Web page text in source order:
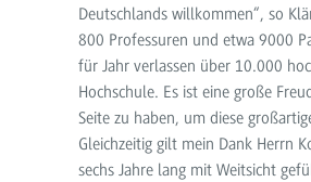
Deutschlands willkommen“, so
800 Professuren und etwa 9000
für Jahr verlassen über 10.000
Hochschule. Es ist eine große
Seite zu haben, um diese
Gleichzeitig gilt mein Dank Herrn
sechs Jahre lang mit Weitsicht